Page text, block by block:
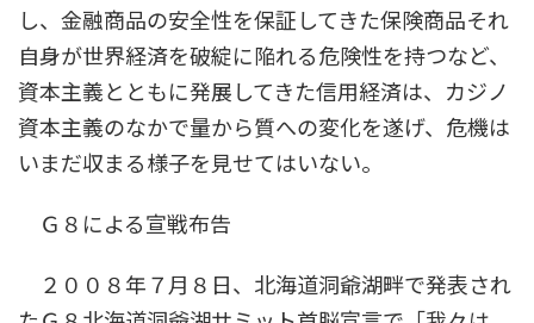
し、金融商品の安全性を保証してきた保険商品それ
自身が世界経済を破綻に陥れる危険性を持つなど、
資本主義とともに発展してきた信用経済は、カジノ
資本主義のなかで量から質への変化を遂げ、危機は
いまだ収まる様子を見せてはいない。
Ｇ８による宣戦布告
２００８年７月８日、北海道洞爺湖畔で発表され